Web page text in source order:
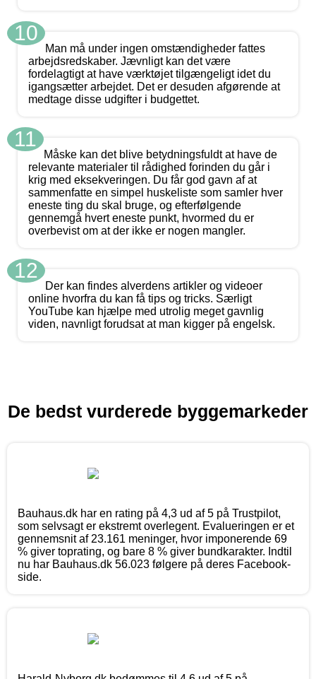
10
Man må under ingen omstændigheder fattes
arbejdsredskaber. Jævnligt kan det være
fordelagtigt at have værktøjet tilgængeligt idet du
igangsætter arbejdet. Det er desuden afgørende at
medtage disse udgifter i budgettet.
11
Måske kan det blive betydningsfuldt at have de
relevante materialer til rådighed forinden du går i
krig med eksekveringen. Du får god gavn af at
sammenfatte en simpel huskeliste som samler hver
eneste ting du skal bruge, og efterfølgende
gennemgå hvert eneste punkt, hvormed du er
overbevist om at der ikke er nogen mangler.
12
Der kan findes alverdens artikler og videoer
online hvorfra du kan få tips og tricks. Særligt
YouTube kan hjælpe med utrolig meget gavnlig
viden, navnligt forudsat at man kigger på engelsk.
De bedst vurderede byggemarkeder
Bauhaus.dk har en rating på 4,3 ud af 5 på Trustpilot,
som selvsagt er ekstremt overlegent. Evalueringen er et
gennemsnit af 23.161 meninger, hvor imponerende 69
% giver toprating, og bare 8 % giver bundkarakter. Indtil
nu har Bauhaus.dk 56.023 følgere på deres Facebook-
side.